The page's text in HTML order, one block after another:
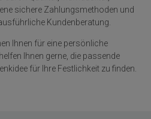
sichere Zahlungsmethoden und
Kundenberatung.
Ihnen für eine persönliche
Ihnen gerne, die passende
für Ihre Festlichkeit zu finden.